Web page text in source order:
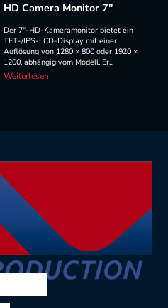
HD Camera Monitor 7″
Der 7"-HD-Kameramonitor bietet ein
TFT-/IPS-LCD-Display mit einer
Auflösung von 1280 × 800 oder 1920 ×
1200, abhängig vom Modell. Er...
Weiterlesen